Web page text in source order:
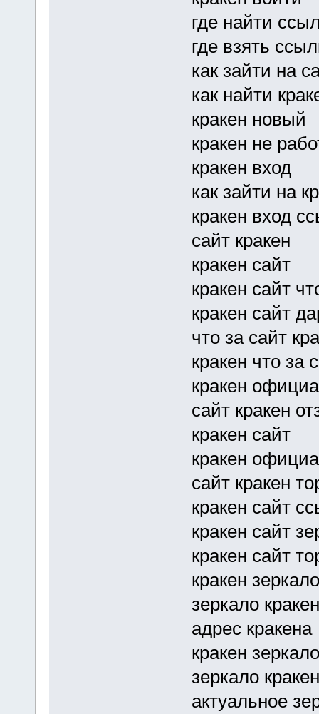
где найти
где взять
как зайти на
как найти
кракен новый
кракен не
кракен вход
как зайти на
кракен вход
сайт кракен
кракен сайт
кракен сайт
кракен сайт
что за сайт
кракен что за
кракен
сайт кракен
кракен сайт
кракен
сайт кракен
кракен сайт
кракен сайт
кракен сайт
кракен
зеркало кракен
адрес кракена
кракен
зеркало
актуальное